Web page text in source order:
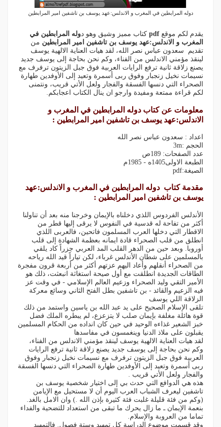
دوله المرابطين في المغرب و الاندلس:عهد يوسف بن تاشفين امير المرابطين
يقدم لكم موقع كتاب مميز وشيق وهو دوله المرابطين في
المغرب و الاندلس:عهد يوسف بن تاشفين امير المرابطين من
تقديم سعدون عباس نصر الله، لقد هيات العناية الالهية يوسف
لينقذ مؤمني الاندلس من الفناء، وكم نحن بحاجة إلى يوسف جديد
يصنع زلاقة ثانية ترفع الرايات العربية فوق جبل الزيتون ترفرف مع
نسيمات نخيل زنجبار وفوق ربى أسمرة وتعيد إلى الأوفدين طهارة
الصحراء التي دنسها الفسقة والفجار ولعل الأتي قريب، ونتمنى
لكم قراءة ممتعة ومفيدة وارجو ان ينال الكتاب اعجابكم.
معلومات عن كتاب دوله المرابطين في المغرب و
الاندلس:عهد يوسف بن تاشفين امير المرابطين :
اعداد : سعدون عباس نصر الله
الحجم :3m
عدد الصفحات: 189ص
الطبعة الاولى1405ه - 1985م
الصيغة:pdf
مقدمة كتاب دوله المرابطين في المغرب و الاندلس:عهد
يوسف بن تاشفين امير المرابطين :
الأندلس الفردوس اللذي دخلناه بالإيمان وخرجنا منه بعد أن تناولنا
أكثر من تفاحة له قدسية في النفوس لا يرقى إليها قطر من
الاقطار التي دخلها العرب المسلمون فاتحين، فالعربى اللذي
انطلق من قلب الصحراء قادة ايمانه بعظمة الشهادة إلى قلب
أوروبا. وبعد حين من الدهر القلب المد العربي جزراً كاد يلقي
بالمسلمين على شطان الأندلس غرباء، لكن تياراً قيد الله رياحه
من الصحراء أنقلهم وأعاد اليهم عزتهم أكثر من أربعة قرون مفجرة
الطاقات الجديدة انطلقت مع أول صيحة استغاثة انبعثت، ذلك هو
الأمير التقي وليد الصحراء وزعيم العالم الإسلامي - في وقت عز
فيه الزعيم والقائد - بن تاشفين بطل الفتح الثاني وسائع معركة
الزلاقة اللي يوسف
تلقى الإسلام الصحيح على يد عبد الله بن ياسين واستمد من ذلك
قوة هائلة مغلفة بإيمان صلب لا يتزعزع، لم يبطره الملك فضل
خبز الشعير غذاءه الوحيد في حين كان انداده من الحكام المسلمين
يقبلون على ملاذ الدنيا وينغمسون في مفاسدها
لقد هيات العناية الالهية يوسف لينقذ مؤمني الاندلس من الفناء،
وكم نحن بحاجة إلى يوسف جديد يصنع زلاقة ثانية ترفع الرايات
العربية فوق جبل الزيتون ترفرف مع نسيمات نخيل زنجبار وفوق
ربى أسمرة وتعيد إلى الأوفدين طهارة الصحراء التي دنسها الفسقة
والفجار ولعل الأتي قريب .
هذه هي الدوافع التي حدث بي إلى اختيار شخصية يوسف بن
تاشفين ليعرف الشباب العرب اليوم أن لا مستحيل مع الإيامن
(وكم من فئة قليلة غلبت فئة كثيرة بإذن الله .) وان الامل بالغد.
بنعمة الإيمان ـ ما زال يحرك ما تبقى من استعداد للتضحية والفداء
تماما من العروبة والإسلام.
وقد قسمت موضوع الدراسة كل تمهيد وستة فصول. فالتمهيد